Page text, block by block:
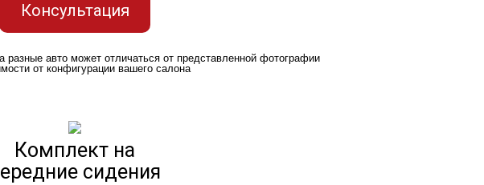
Консультация
авто может отличаться от представленной фотографии
от конфигурации вашего салона
Комплект на
сидения